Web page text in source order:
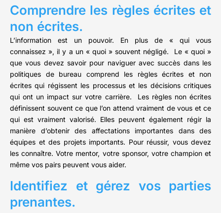
Comprendre les règles écrites et
non écrites.
L’information est un pouvoir. En plus de « qui vous
connaissez », il y a un « quoi » souvent négligé. Le « quoi »
que vous devez savoir pour naviguer avec succès dans les
politiques de bureau comprend les règles écrites et non
écrites qui régissent les processus et les décisions critiques
qui ont un impact sur votre carrière. Les règles non écrites
définissent souvent ce que l’on attend vraiment de vous et ce
qui est vraiment valorisé. Elles peuvent également régir la
manière d’obtenir des affectations importantes dans des
équipes et des projets importants. Pour réussir, vous devez
les connaître. Votre mentor, votre sponsor, votre champion et
même vos pairs peuvent vous aider.
Identifiez et gérez vos parties
prenantes.